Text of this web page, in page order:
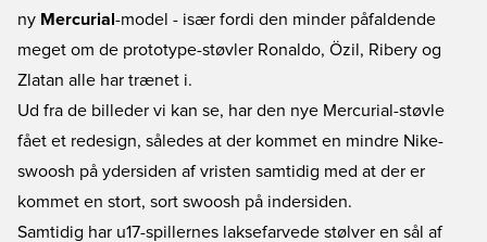
ny Mercurial -model - især fordi den minder påfaldende
meget om de prototype-støvler Ronaldo, Özil, Ribery og
Zlatan alle har trænet i.
Ud fra de billeder vi kan se, har den nye Mercurial-støvle
fået et redesign, således at der kommet en mindre Nike-
swoosh på ydersiden af vristen samtidig med at der er
kommet en stort, sort swoosh på indersiden.
Samtidig har u17-spillernes laksefarvede stølver en sål af